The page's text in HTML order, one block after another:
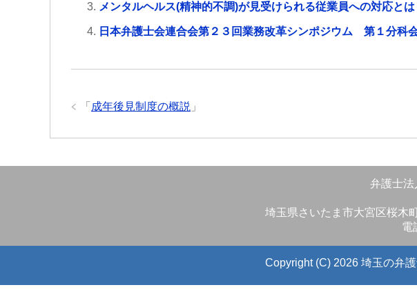
メンタルヘルス(精神的不調)が見受けられる従業員への対応とは
日本弁護士会連合会第２３回業務改革シンポジウム 第１分
「 成年後見制度の概説 」
弁護士法
埼玉県さいたま市大宮区桜木
電
Copyright (C) 2026 埼玉の弁